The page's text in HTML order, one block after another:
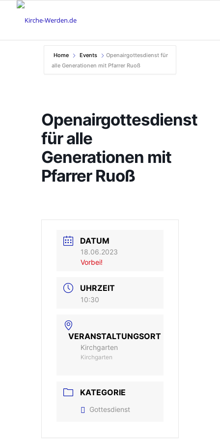
Home Events
Openairgottesdienst für
alle Generationen mit Pfarrer Ruoß
Openairgottesdienst
für alle
Generationen mit
Pfarrer Ruoß
DATUM
18.06.2023
Vorbei!
UHRZEIT
10:30
VERANSTALTUNGSORT
Kirchgarten
Kirchgarten
KATEGORIE
Gottesdienst